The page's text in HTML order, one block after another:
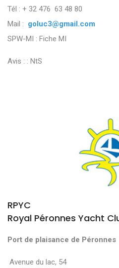
Tél : + 32 476 63 48 80
Mail : goluc3@gmail.com
SPW-MI : Fiche MI
Avis : : NtS
RPYC
Royal Péronnes Yacht
Port de plaisance de Péronnes
Avenue du